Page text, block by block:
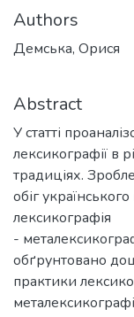
Authors
Демська, Орися
Abstract
У статті
лексикографії в
традиціях.
обіг
лексикографія
-
обґрунтовано
практики